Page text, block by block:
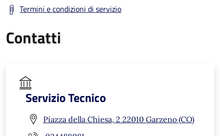
Termini e condizioni di servizio
Contatti
Servizio Tecnico
Piazza della Chiesa, 2 22010 Garzeno (CO)